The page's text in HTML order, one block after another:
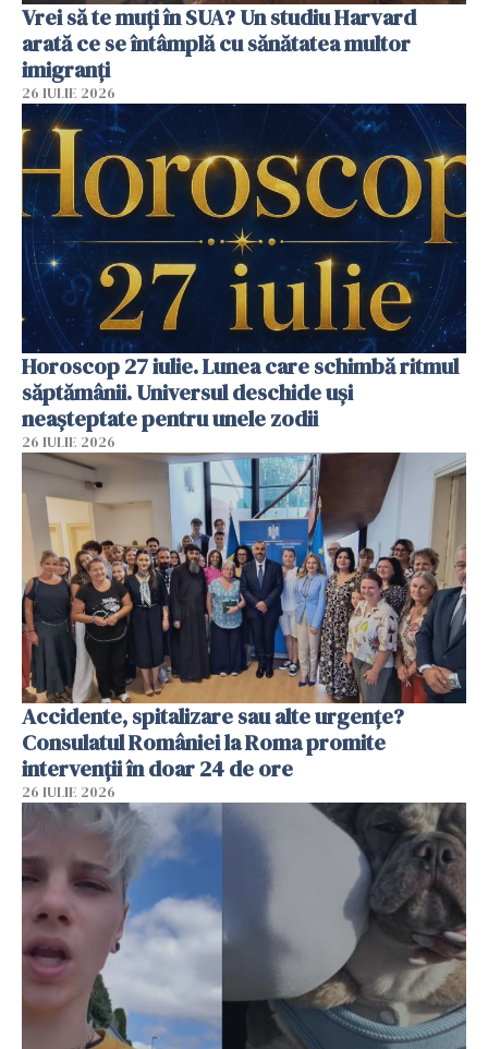
Vrei să te muți în SUA? Un studiu Harvard
arată ce se întâmplă cu sănătatea multor
imigranți
26 IULIE 2026
Horoscop 27 iulie. Lunea care schimbă ritmul
săptămânii. Universul deschide uși
neașteptate pentru unele zodii
26 IULIE 2026
Accidente, spitalizare sau alte urgențe?
Consulatul României la Roma promite
intervenții în doar 24 de ore
26 IULIE 2026